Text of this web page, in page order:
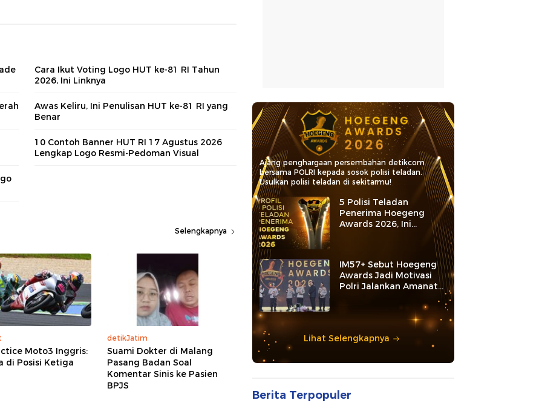
Cara Ikut Voting Logo HUT ke-81 RI Tahun
2026, Ini Linknya
Awas Keliru, Ini Penulisan HUT ke-81 RI yang
Benar
10 Contoh Banner HUT RI 17 Agustus 2026
Lengkap Logo Resmi-Pedoman Visual
Selengkapnya
Moto3 Inggris:
di Posisi Ketiga
detikJatim
Suami Dokter di Malang
Pasang Badan Soal
Komentar Sinis ke Pasien
BPJS
Ajang penghargaan persembahan detikcom
bersama POLRI kepada sosok polisi teladan.
Usulkan polisi teladan di sekitarmu!
5 Polisi Teladan
Penerima Hoegeng
Awards 2026, Ini
Kategori dan Kiprahnya
IM57+ Sebut Hoegeng
Awards Jadi Motivasi
Polri Jalankan Amanat
Lihat Selengkapnya
Berita Terpopuler